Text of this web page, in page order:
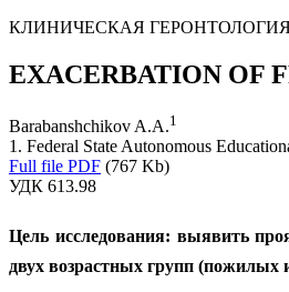
КЛИНИЧЕСКАЯ
EXACERBATION OF
Barabanshchikov A.A.1
1. Federal State Autonomous
Full file PDF (767 Kb)
УДК 613.98
Цель исследования: выявить
двух возрастных групп (пожилых